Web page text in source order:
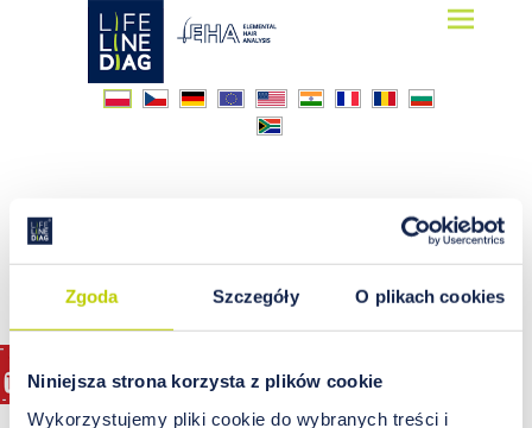
Zgoda Szczegóły O plikach cookies
Niniejsza strona korzysta z plików cookie
Wykorzystujemy pliki cookie do wybranych treści i
Lifelinediag
Elemental Hair Analysis